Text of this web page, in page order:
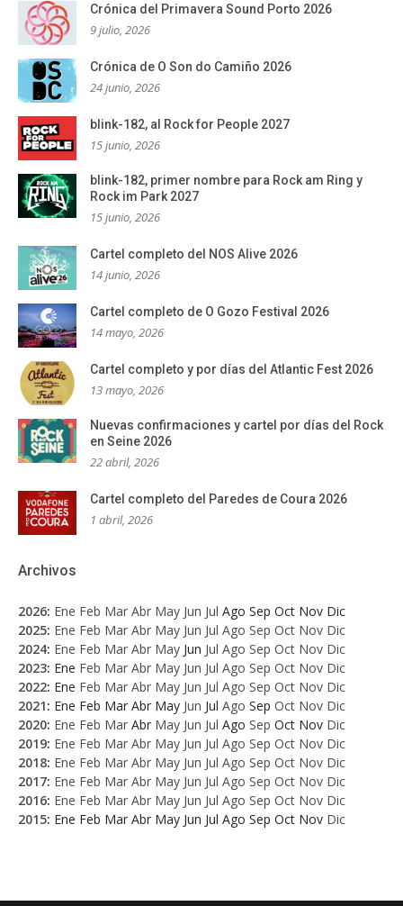
Crónica del Primavera Sound Porto 2026
9 julio, 2026
Crónica de O Son do Camiño 2026
24 junio, 2026
blink-182, al Rock for People 2027
15 junio, 2026
blink-182, primer nombre para Rock am Ring y
Rock im Park 2027
15 junio, 2026
Cartel completo del NOS Alive 2026
14 junio, 2026
Cartel completo de O Gozo Festival 2026
14 mayo, 2026
Cartel completo y por días del Atlantic Fest 2026
13 mayo, 2026
Nuevas confirmaciones y cartel por días del Rock
en Seine 2026
22 abril, 2026
Cartel completo del Paredes de Coura 2026
1 abril, 2026
Archivos
2026: Ene Feb Mar Abr May Jun Jul Ago Sep Oct Nov Dic
2025: Ene Feb Mar Abr May Jun Jul Ago Sep Oct Nov Dic
2024: Ene Feb Mar Abr May Jun Jul Ago Sep Oct Nov Dic
2023: Ene Feb Mar Abr May Jun Jul Ago Sep Oct Nov Dic
2022: Ene Feb Mar Abr May Jun Jul Ago Sep Oct Nov Dic
2021: Ene Feb Mar Abr May Jun Jul Ago Sep Oct Nov Dic
2020: Ene Feb Mar Abr May Jun Jul Ago Sep Oct Nov Dic
2019: Ene Feb Mar Abr May Jun Jul Ago Sep Oct Nov Dic
2018: Ene Feb Mar Abr May Jun Jul Ago Sep Oct Nov Dic
2017: Ene Feb Mar Abr May Jun Jul Ago Sep Oct Nov Dic
2016: Ene Feb Mar Abr May Jun Jul Ago Sep Oct Nov Dic
2015: Ene Feb Mar Abr May Jun Jul Ago Sep Oct Nov Dic